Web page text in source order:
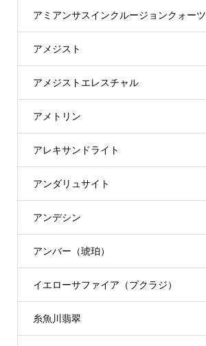
アミアンサスインクルージョンクォーツ
アメジスト
アメジストエレスチャル
アメトリン
アレキサンドライト
アンダリュサイト
アンデシン
アンバー（琥珀）
イエローサファイア（プクラジ）
糸魚川翡翠